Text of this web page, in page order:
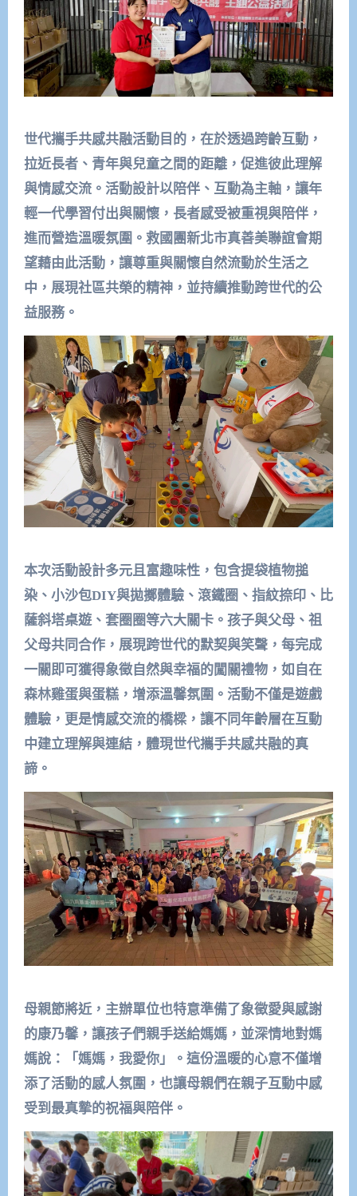
世代攜手共感共融活動目的，在於透過跨齡互動，
拉近長者、青年與兒童之間的距離，促進彼此理解
與情感交流。活動設計以陪伴、互動為主軸，讓年
輕一代學習付出與關懷，長者感受被重視與陪伴，
進而營造溫暖氛圍。救國團新北市真善美聯誼會期
望藉由此活動，讓尊重與關懷自然流動於生活之
中，展現社區共榮的精神，並持續推動跨世代的公
益服務。
本次活動設計多元且富趣味性，包含提袋植物搥
染、小沙包DIY與拋擲體驗、滾鐵圈、指紋捺印、比
薩斜塔桌遊、套圈圈等六大關卡。孩子與父母、祖
父母共同合作，展現跨世代的默契與笑聲，每完成
一關即可獲得象徵自然與幸福的闖關禮物，如自在
森林雞蛋與蛋糕，增添溫馨氛圍。活動不僅是遊戲
體驗，更是情感交流的橋樑，讓不同年齡層在互動
中建立理解與連結，體現世代攜手共感共融的真
諦。
母親節將近，主辦單位也特意準備了象徵愛與感謝
的康乃馨，讓孩子們親手送給媽媽，並深情地對媽
媽說：「媽媽，我愛你」。這份溫暖的心意不僅增
添了活動的感人氛圍，也讓母親們在親子互動中感
受到最真摯的祝福與陪伴。